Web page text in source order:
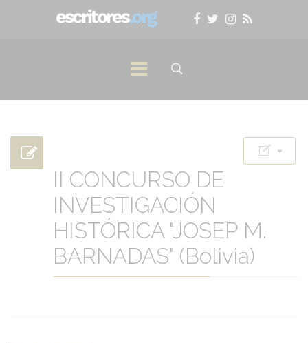
II CONCURSO DE
INVESTIGACIÓN
HISTÓRICA "JOSEP M.
BARNADAS" (Bolivia)